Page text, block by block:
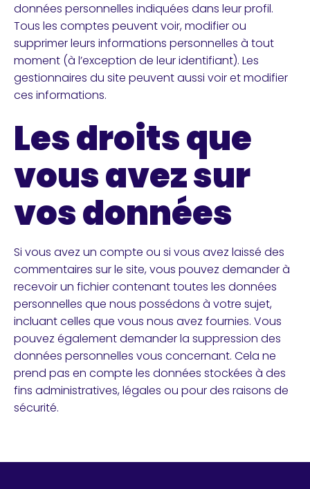
données personnelles indiquées dans leur profil.
Tous les comptes peuvent voir, modifier ou
supprimer leurs informations personnelles à tout
moment (à l’exception de leur identifiant). Les
gestionnaires du site peuvent aussi voir et modifier
ces informations.
Les droits que
vous avez sur
vos données
Si vous avez un compte ou si vous avez laissé des
commentaires sur le site, vous pouvez demander à
recevoir un fichier contenant toutes les données
personnelles que nous possédons à votre sujet,
incluant celles que vous nous avez fournies. Vous
pouvez également demander la suppression des
données personnelles vous concernant. Cela ne
prend pas en compte les données stockées à des
fins administratives, légales ou pour des raisons de
sécurité.